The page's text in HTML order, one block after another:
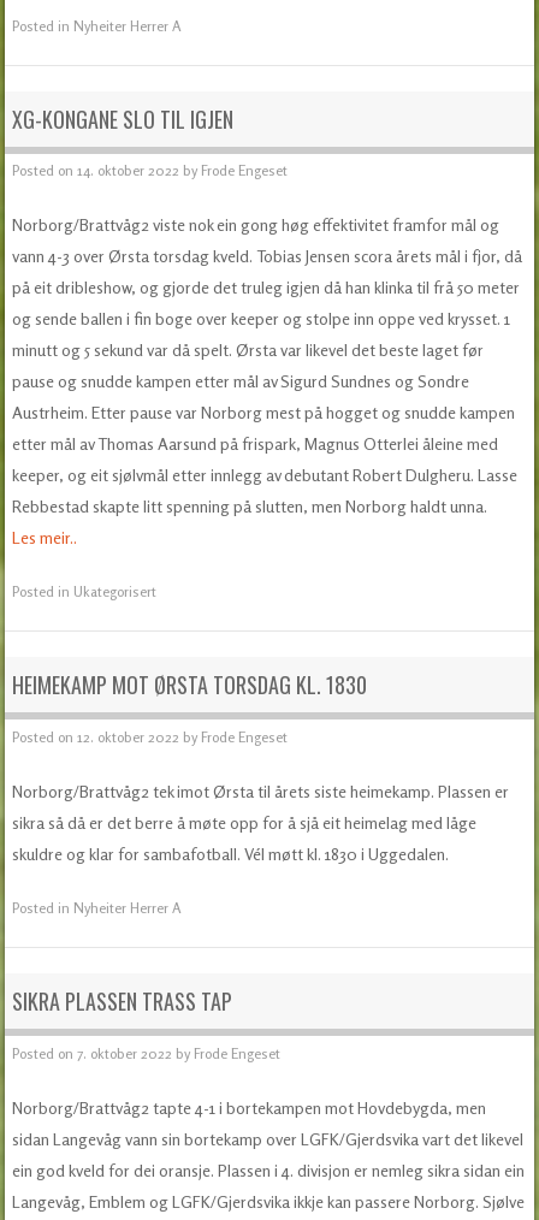
Posted in Nyheiter Herrer A
XG-KONGANE SLO TIL IGJEN
Posted on14. oktober 2022 by Frode Engeset
Norborg/Brattvåg2 viste nok ein gong høg effektivitet framfor mål og
vann 4-3 over Ørsta torsdag kveld. Tobias Jensen scora årets mål i fjor, då
på eit dribleshow, og gjorde det truleg igjen då han klinka til frå 50 meter
og sende ballen i fin boge over keeper og stolpe inn oppe ved krysset. 1
minutt og 5 sekund var då spelt. Ørsta var likevel det beste laget før
pause og snudde kampen etter mål av Sigurd Sundnes og Sondre
Austrheim. Etter pause var Norborg mest på hogget og snudde kampen
etter mål av Thomas Aarsund på frispark, Magnus Otterlei åleine med
keeper, og eit sjølvmål etter innlegg av debutant Robert Dulgheru. Lasse
Rebbestad skapte litt spenning på slutten, men Norborg haldt unna.
Les meir..
Posted in Ukategorisert
HEIMEKAMP MOT ØRSTA TORSDAG KL. 1830
Posted on12. oktober 2022 by Frode Engeset
Norborg/Brattvåg2 tek imot Ørsta til årets siste heimekamp. Plassen er
sikra så då er det berre å møte opp for å sjå eit heimelag med låge
skuldre og klar for sambafotball. Vél møtt kl. 1830 i Uggedalen.
Posted in Nyheiter Herrer A
SIKRA PLASSEN TRASS TAP
Posted on7. oktober 2022 by Frode Engeset
Norborg/Brattvåg2 tapte 4-1 i bortekampen mot Hovdebygda, men
sidan Langevåg vann sin bortekamp over LGFK/Gjerdsvika vart det likevel
ein god kveld for dei oransje. Plassen i 4. divisjon er nemleg sikra sidan ein
Langevåg, Emblem og LGFK/Gjerdsvika ikkje kan passere Norborg. Sjølve